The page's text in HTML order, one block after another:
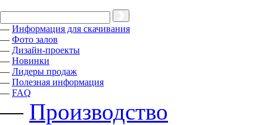
— Информация для скачивания
— Фото залов
— Дизайн-проекты
— Новинки
— Лидеры продаж
— Полезная информация
— FAQ
— Производство